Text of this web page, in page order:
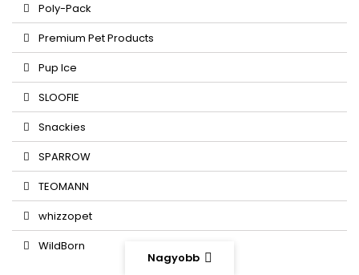
Poly-Pack
Premium Pet Products
Pup Ice
SLOOFIE
Snackies
SPARROW
TEOMANN
whizzopet
WildBorn
Nagyobb